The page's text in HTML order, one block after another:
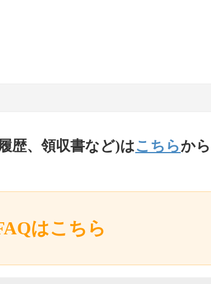
歴、領収書など)はこちらから
はこちら